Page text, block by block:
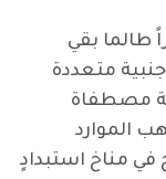
طالما بقي
متعددة
مصطفاة
الموارد
في مناخ استبدادٍ